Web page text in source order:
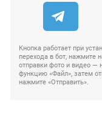
Кнопка работает при
перехода в бот, нажмите
отправки фото и видео —
функцию «Файл», затем
нажмите «Отправить».